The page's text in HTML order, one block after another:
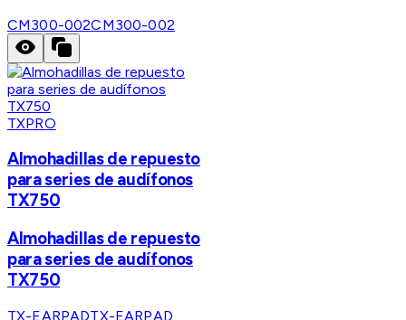
CM300-002CM300-002
TXPRO
Almohadillas de repuesto
para series de audífonos
TX750
Almohadillas de repuesto
para series de audífonos
TX750
TX-EARPADTX-EARPAD